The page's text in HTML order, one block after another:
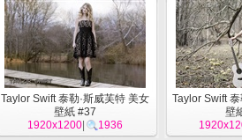
Taylor Swift 泰勒·斯威芙特 美女
壁紙 #37
1920x1200
1936
Taylor Swift
壁